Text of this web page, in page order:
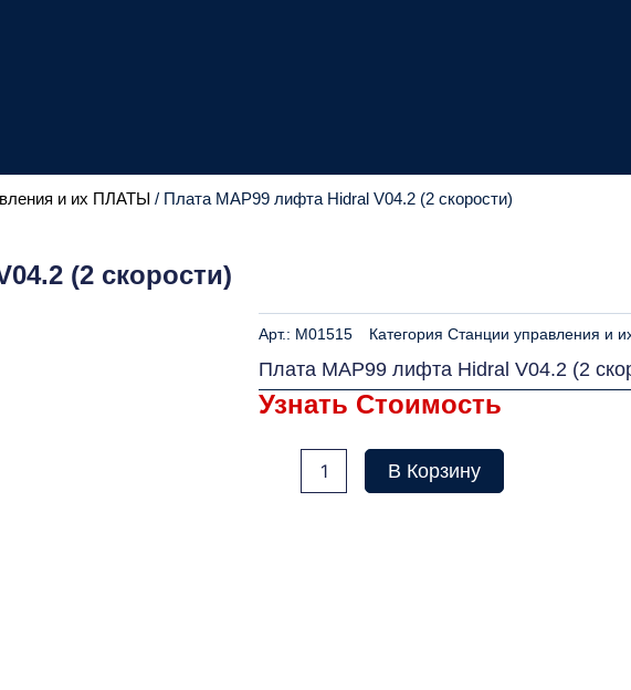
и их ПЛАТЫ / Плата MAP99 лифта Hidral V04.2 (2 скорости)
(2 скорости)
Арт.: M01515 Категория Станции управления и
Плата MAP99 лифта Hidral V04.2 (2
Узнать Стоимость
В Корзину